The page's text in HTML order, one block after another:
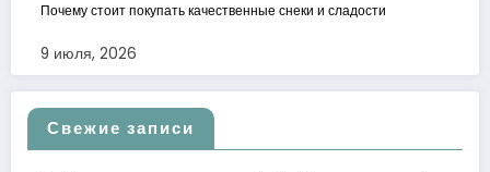
Почему стоит покупать качественные снеки и сладости
9 июля, 2026
Свежие записи